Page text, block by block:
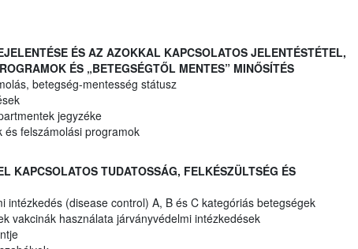
ÉS AZ AZOKKAL KAPCSOLATOS JELENTÉSTÉTEL,
ÉS „BETEGSÉGTŐL MENTES” MINŐSÍTÉS
betegség-mentesség státusz
jegyzéke
és felszámolási programok
KAPCSOLATOS TUDATOSSÁG, FELKÉSZÜLTSÉG ÉS
intézkedés (disease control) A, B és C kategóriás betegségek
vakcinák használata járványvédelmi intézkedések